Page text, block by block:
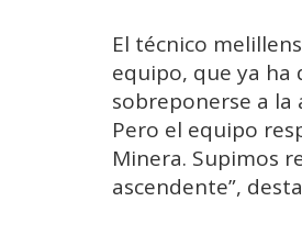
El técnico
equipo, que ya ha
sobreponerse a la
Pero el equipo
Minera. Supimos
ascendente”,